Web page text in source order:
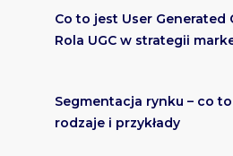
Co to jest User Generated
Rola UGC w strategii
Segmentacja rynku – co
rodzaje i przykłady